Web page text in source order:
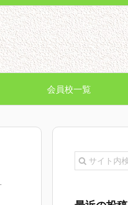
会員校一覧